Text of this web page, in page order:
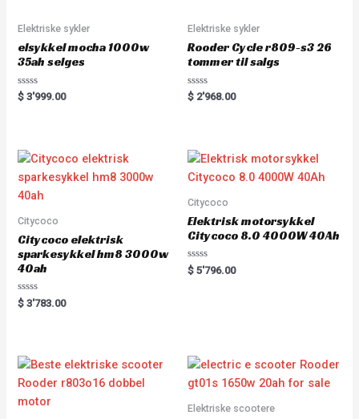
Elektriske sykler
elsykkel mocha 1000w
35ah selges
Rated
0
$ 3'999.00
Elektriske sykler
Rooder Cycle r809-s3 26
tommer til salgs
Rated
0
$ 2'968.00
Citycoco
Citycoco elektrisk
sparkesykkel hm8 3000w
40ah
Rated
0
$ 3'783.00
Citycoco
Elektrisk motorsykkel
Citycoco 8.0 4000W 40Ah
Rated
0
$ 5'796.00
Elektriske scootere